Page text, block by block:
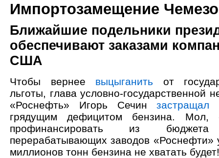
Импортозамещение
Ближайшие подельники
обеспечивают заказами
США
Чтобы вернее выцыганить от
льготы, глава условно-государственной
«Роснефть» Игорь Сечинзастращал
грядущим дефицитом бензина. Мол,
профинансировать из бюджета
перерабатывающих заводов «Роснефти»
миллионов тонн бензина не хватать будет!